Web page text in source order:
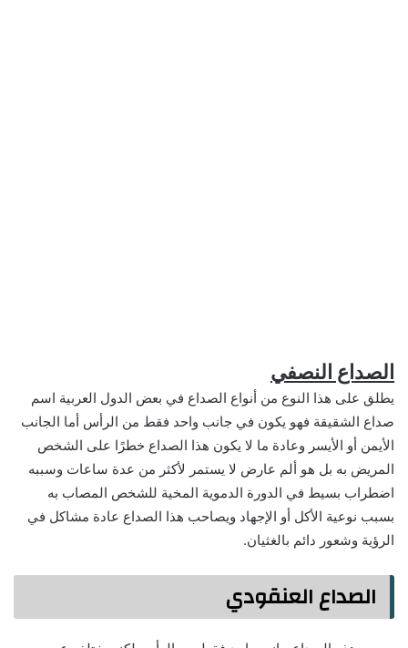
الصداع النصفي
يطلق على هذا النوع من أنواع الصداع في بعض الدول العربية اسم
صداع الشقيقة فهو يكون في جانب واحد فقط من الرأس أما الجانب
الأيمن أو الأيسر وعادة ما لا يكون هذا الصداع خطرًا على الشخص
المريض به بل هو ألم عارض لا يستمر لأكثر من عدة ساعات وسببه
اضطراب بسيط في الدورة الدموية المخية للشخص المصاب به
بسبب نوعية الأكل أو الإجهاد ويصاحب هذا الصداع عادة مشاكل في
الرؤية وشعور دائم بالغثيان.
الصداع العنقودي